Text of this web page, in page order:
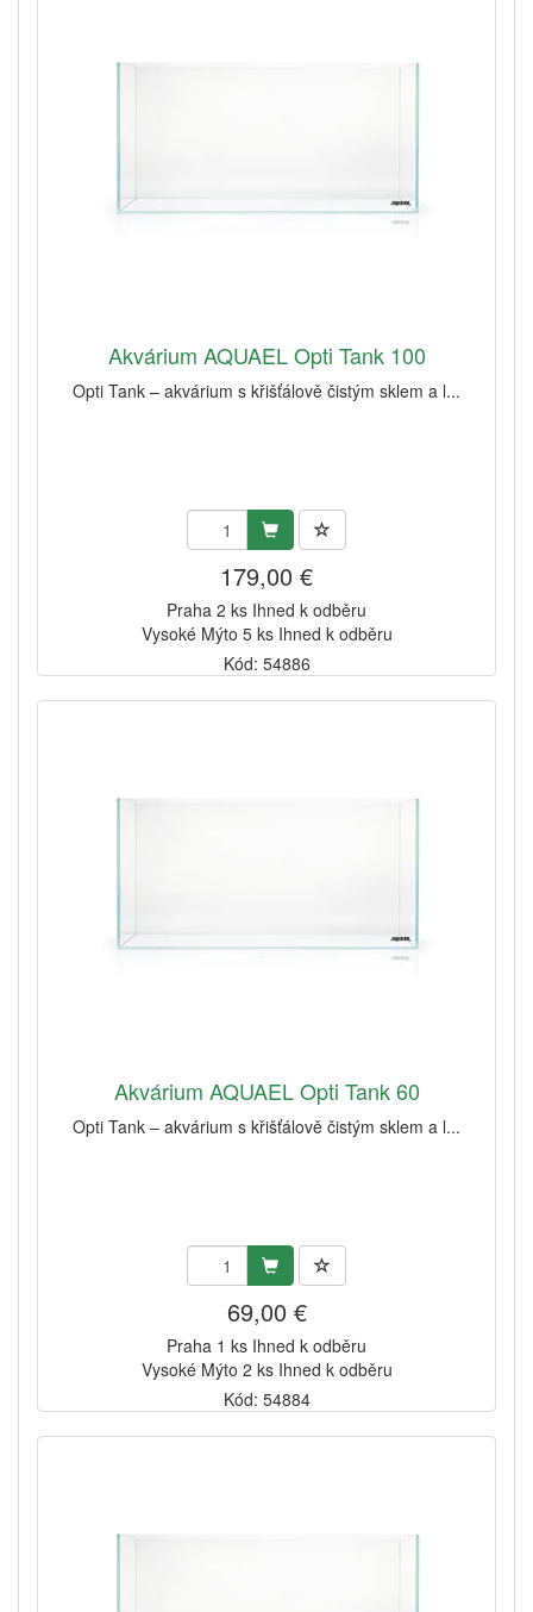
Akvárium AQUAEL Opti Tank 100
Opti Tank – akvárium s křišťálově čistým sklem a l...
179,00 €
Praha 2 ks Ihned k odběru
Vysoké Mýto 5 ks Ihned k odběru
Kód: 54886
Akvárium AQUAEL Opti Tank 60
Opti Tank – akvárium s křišťálově čistým sklem a l...
69,00 €
Praha 1 ks Ihned k odběru
Vysoké Mýto 2 ks Ihned k odběru
Kód: 54884